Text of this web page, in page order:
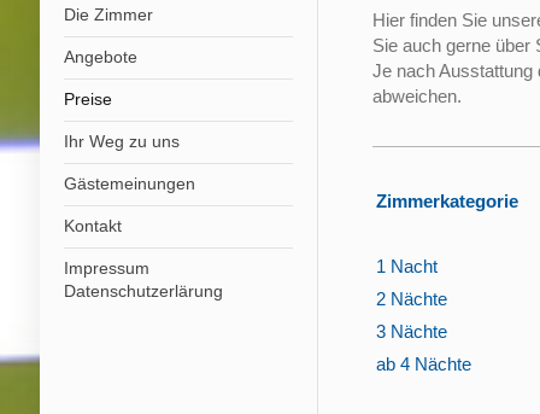
Die Zimmer
Angebote
Preise
Ihr Weg zu uns
Gästemeinungen
Kontakt
Impressum
Datenschutzerlärung
Hier finden Sie
Sie auch gerne über
Je nach
abweichen.
Zimmerkategorie
1 Nacht
2 Nächte
3 Nächte
ab 4 Nächte